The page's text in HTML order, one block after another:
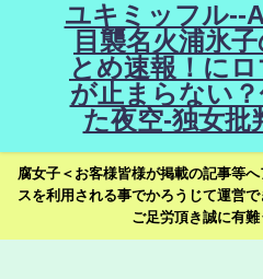
ユキミッフル--
目襲名火浦氷
とめ速報！に
が止まらない
た夜空-独女批
腐女子＜お客様皆様が掲載の記事等
スを利用される事でかろうじて運営
ご足労頂き誠に有難